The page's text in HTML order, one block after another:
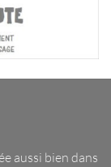
aussi bien dans